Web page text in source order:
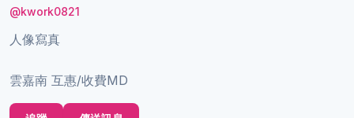
@kwork0821
人像寫真
雲嘉南 互惠/收費MD